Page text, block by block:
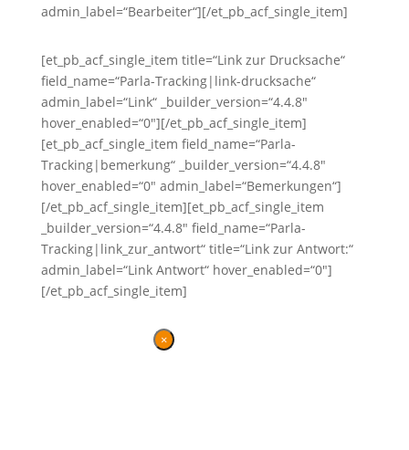
admin_label=“Bearbeiter“][/et_pb_acf_single_item]
[et_pb_acf_single_item title=“Link zur Drucksache“
field_name=“Parla-Tracking|link-drucksache“
admin_label=“Link“ _builder_version=“4.4.8″
hover_enabled=“0″][/et_pb_acf_single_item]
[et_pb_acf_single_item field_name=“Parla-
Tracking|bemerkung“ _builder_version=“4.4.8″
hover_enabled=“0″ admin_label=“Bemerkungen“]
[/et_pb_acf_single_item][et_pb_acf_single_item
_builder_version=“4.4.8″ field_name=“Parla-
Tracking|link_zur_antwort“ title=“Link zur Antwort:“
admin_label=“Link Antwort“ hover_enabled=“0″]
[/et_pb_acf_single_item]
×